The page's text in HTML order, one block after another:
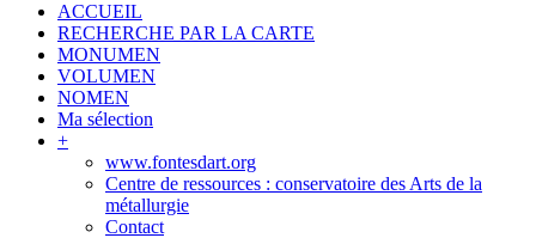
ACCUEIL
RECHERCHE PAR LA CARTE
MONUMEN
VOLUMEN
NOMEN
Ma sélection
+
www.fontesdart.org
Centre de ressources : conservatoire des Arts de la
métallurgie
Contact